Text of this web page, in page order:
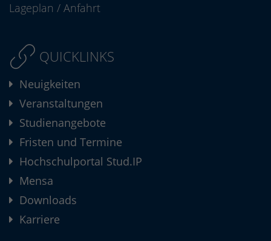
Lageplan / Anfahrt
QUICKLINKS
Neuigkeiten
Veranstaltungen
Studienangebote
Fristen und Termine
Hochschulportal Stud.IP
Mensa
Downloads
Karriere